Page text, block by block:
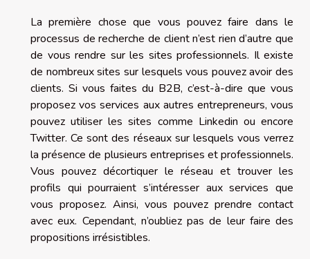
La première chose que vous pouvez faire dans le
processus de recherche de client n’est rien d’autre que
de vous rendre sur les sites professionnels. Il existe
de nombreux sites sur lesquels vous pouvez avoir des
clients. Si vous faites du B2B, c’est-à-dire que vous
proposez vos services aux autres entrepreneurs, vous
pouvez utiliser les sites comme Linkedin ou encore
Twitter. Ce sont des réseaux sur lesquels vous verrez
la présence de plusieurs entreprises et professionnels.
Vous pouvez décortiquer le réseau et trouver les
profils qui pourraient s’intéresser aux services que
vous proposez. Ainsi, vous pouvez prendre contact
avec eux. Cependant, n’oubliez pas de leur faire des
propositions irrésistibles.